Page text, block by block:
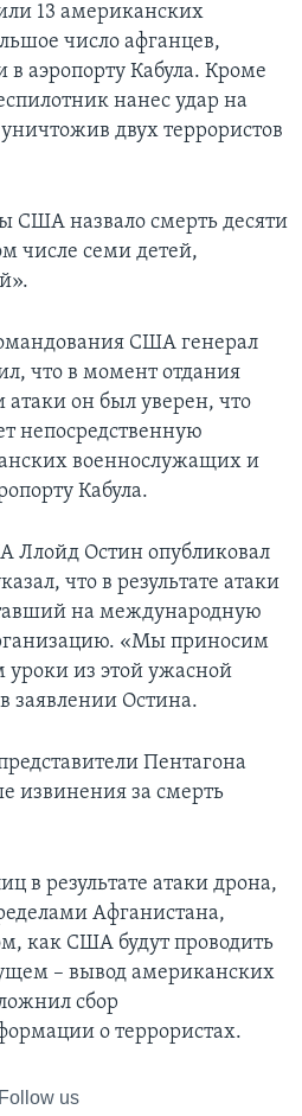
13 американских
число афганцев,
аэропорту Кабула. Кроме
нанес удар на
двух террористов
США назвало смерть десяти
числе семи детей,
США генерал
что в момент отдания
он был уверен, что
непосредственную
военнослужащих и
Кабула.
Остин опубликовал
что в результате атаки
на международную
«Мы приносим
из этой ужасной
заявлении Остина.
Пентагона
извинения за смерть
в результате атаки дрона,
Афганистана,
как США будут проводить
– вывод американских
сбор
о террористах.
Follow us